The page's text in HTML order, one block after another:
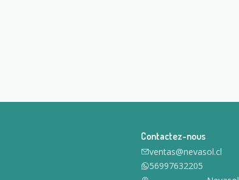
Contactez-nous
ventas@nevasol.cl
56997632205